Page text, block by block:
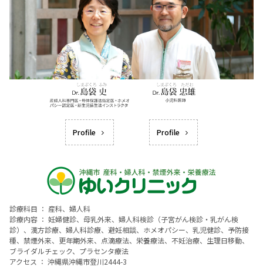
Profile Profile
診療科目 ： 産科、婦人科
診療内容 ： 妊婦健診、母乳外来、婦人科検診（子宮がん検診・乳がん検
診）、漢方診療、婦人科診療、避妊相談、ホメオパシー、乳児健診、予防接
種、禁煙外来、更年期外来、点滴療法、栄養療法、不妊治療、生理日移動、
ブライダルチェック、プラセンタ療法
アクセス ： 沖縄県沖縄市登川2444-3